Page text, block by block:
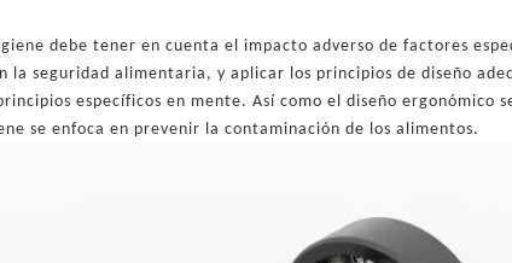
debe tener en cuenta el impacto adverso de factores
la seguridad alimentaria, y aplicar los principios de diseño
específicos en mente. Así como el diseño ergonómico
se enfoca en prevenir la contaminación de los alimentos.